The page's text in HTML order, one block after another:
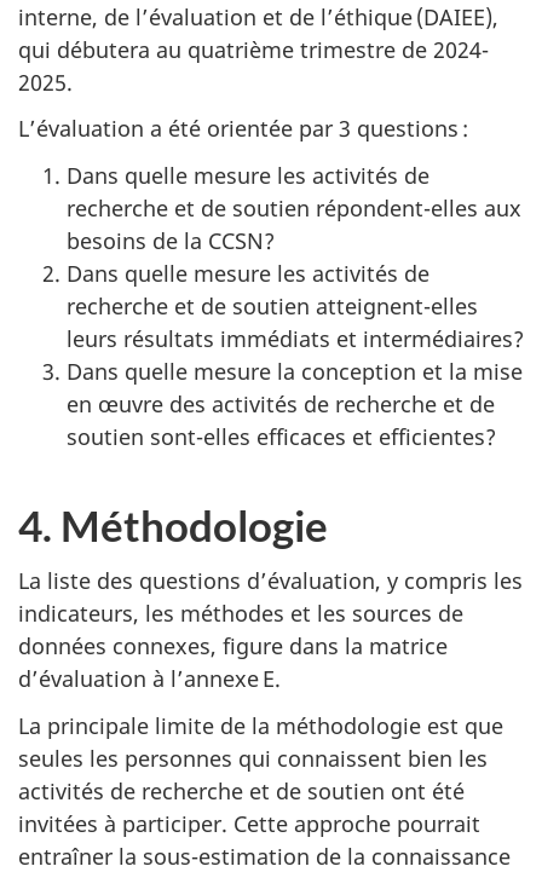
interne, de l’évaluation et de l’éthique (DAIEE),
qui débutera au quatrième trimestre de 2024-
2025.
L’évaluation a été orientée par 3 questions :
Dans quelle mesure les activités de
recherche et de soutien répondent-elles aux
besoins de la CCSN?
Dans quelle mesure les activités de
recherche et de soutien atteignent-elles
leurs résultats immédiats et intermédiaires?
Dans quelle mesure la conception et la mise
en œuvre des activités de recherche et de
soutien sont-elles efficaces et efficientes?
4. Méthodologie
La liste des questions d’évaluation, y compris les
indicateurs, les méthodes et les sources de
données connexes, figure dans la matrice
d’évaluation à l’annexe E.
La principale limite de la méthodologie est que
seules les personnes qui connaissent bien les
activités de recherche et de soutien ont été
invitées à participer. Cette approche pourrait
entraîner la sous-estimation de la connaissance